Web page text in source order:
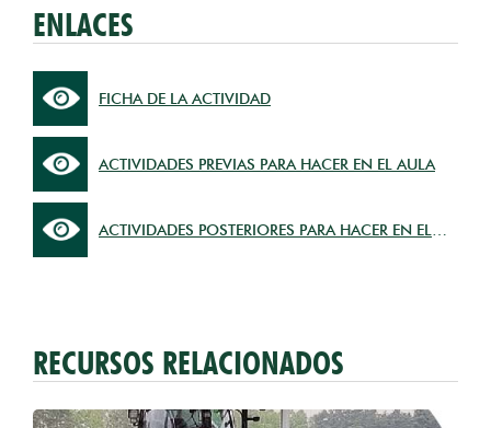
ENLACES
FICHA DE LA ACTIVIDAD
ACTIVIDADES PREVIAS PARA HACER EN EL AULA
ACTIVIDADES POSTERIORES PARA HACER EN EL
RECURSOS RELACIONADOS